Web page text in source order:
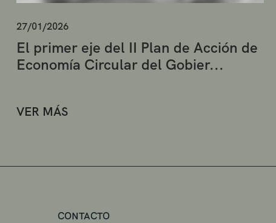
27/01/2026
El primer eje del II Plan de Acción de
Economía Circular del Gobier...
VER MÁS
CONTACTO